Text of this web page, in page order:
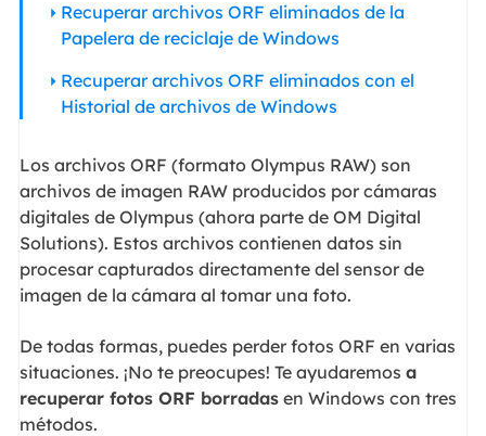
Recuperar archivos ORF eliminados de la
Papelera de reciclaje de Windows
Recuperar archivos ORF eliminados con el
Historial de archivos de Windows
Los archivos ORF (formato Olympus RAW) son
archivos de imagen RAW producidos por cámaras
digitales de Olympus (ahora parte de OM Digital
Solutions). Estos archivos contienen datos sin
procesar capturados directamente del sensor de
imagen de la cámara al tomar una foto.
De todas formas, puedes perder fotos ORF en varias
situaciones. ¡No te preocupes! Te ayudaremos a
recuperar fotos ORF borradasen Windows con tres
métodos.